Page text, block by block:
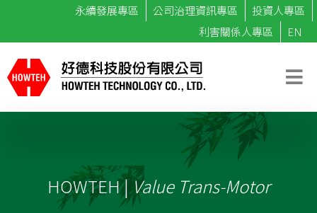
永續發展專區 公司治理資訊專區
投資人專區
利害關係人專區
EN
HOWTEH |Value Trans-Motor